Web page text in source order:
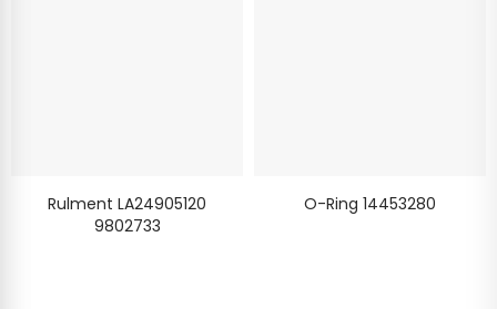
Rulment LA24905120
9802733
O-Ring 14453280